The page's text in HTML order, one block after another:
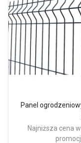
Panel
Najniższa cena